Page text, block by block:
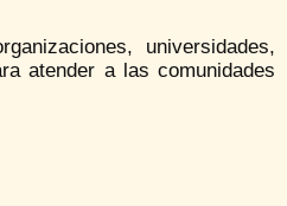
universidades,
atender a las comunidades